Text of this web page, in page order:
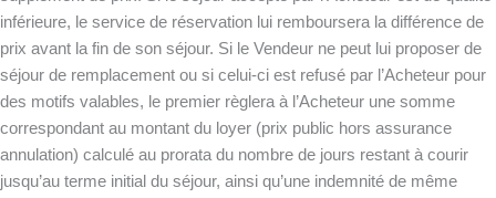
inférieure, le service de réservation lui remboursera la différence de
prix avant la fin de son séjour. Si le Vendeur ne peut lui proposer de
séjour de remplacement ou si celui-ci est refusé par l’Acheteur pour
des motifs valables, le premier règlera à l’Acheteur une somme
correspondant au montant du loyer (prix public hors assurance
annulation) calculé au prorata du nombre de jours restant à courir
jusqu’au terme initial du séjour, ainsi qu’une indemnité de même